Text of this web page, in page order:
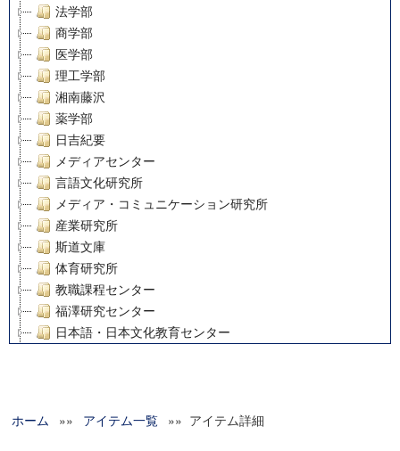
法学部
商学部
医学部
理工学部
湘南藤沢
薬学部
日吉紀要
メディアセンター
言語文化研究所
メディア・コミュニケーション研究所
産業研究所
斯道文庫
体育研究所
教職課程センター
福澤研究センター
日本語・日本文化教育センター
グローバルリサーチインスティテュート
ホーム »» アイテム一覧 »» アイテム詳細